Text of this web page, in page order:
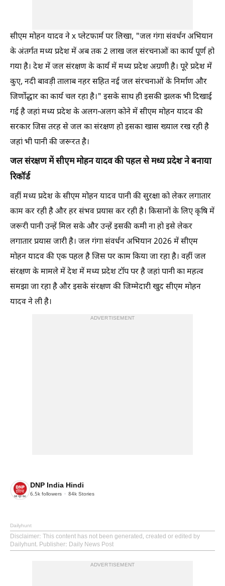
सीएम मोहन यादव ने x प्लेटफार्म पर लिखा, "जल गंगा संवर्धन अभियान
के अंतर्गत मध्य प्रदेश में अब तक 2 लाख जल संरचनाओं का कार्य पूर्ण हो
गया है। देश में जल संरक्षण के कार्य में मध्य प्रदेश अग्रणी है। पूरे प्रदेश में
कुए, नदी बावड़ी तालाब नहर सहित नई जल संरचनाओं के निर्माण और
जिर्णोद्धार का कार्य चल रहा है।" इसके साथ ही इसकी झलक भी दिखाई
गई है जहां मध्य प्रदेश के अलग-अलग कोने में सीएम मोहन यादव की
सरकार जिस तरह से जल का संरक्षण हो इसका खास ख्याल रख रही है
जहां भी पानी की जरूरत है।
जल संरक्षण में सीएम मोहन यादव की पहल से मध्य प्रदेश ने बनाया
रिकॉर्ड
वहीं मध्य प्रदेश के सीएम मोहन यादव पानी की सुरक्षा को लेकर लगातार
काम कर रही है और हर संभव प्रयास कर रही है। किसानों के लिए कृषि में
जरूरी पानी उन्हें मिल सके और उन्हें इसकी कमी ना हो इसे लेकर
लगातार प्रयास जारी है। जल गंगा संवर्धन अभियान 2026 में सीएम
मोहन यादव की एक पहल है जिस पर काम किया जा रहा है। वहीं जल
संरक्षण के मामले में देश में मध्य प्रदेश टॉप पर है जहां पानी का महत्व
समझा जा रहा है और इसके संरक्षण की जिम्मेदारी खुद सीएम मोहन
यादव ने ली है।
ADVERTISEMENT
DNP India Hindi
6.5k followers 84k Stories
Dailyhunt
Disclaimer: This content has not been generated, created or edited by
Dailyhunt. Publisher: Daily News Post
ADVERTISEMENT